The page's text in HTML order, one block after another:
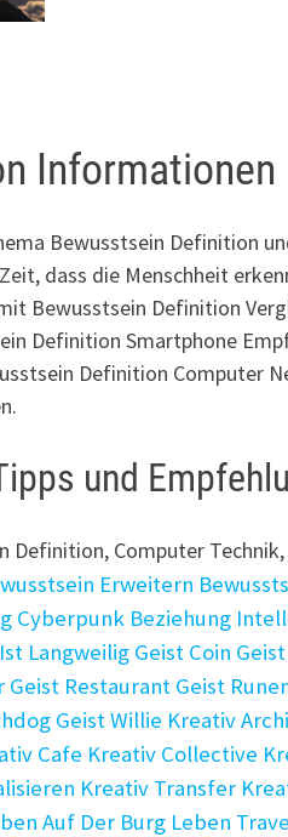
Informationen
Bewusstsein Definition
dass die Menschheit
Bewusstsein Definition
Definition Smartphone
Definition Computer
und
Computer
Erweitern
Cyberpunk Beziehung
Langweilig Geist Coin
Geist Restaurant Geist
Geist Willie Kreativ
Cafe Kreativ Collective
Kreativ Transfer
Auf Der Burg Leben